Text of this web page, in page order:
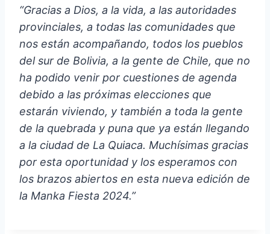
“Gracias a Dios, a la vida, a las autoridades
provinciales, a todas las comunidades que
nos están acompañando, todos los pueblos
del sur de Bolivia, a la gente de Chile, que no
ha podido venir por cuestiones de agenda
debido a las próximas elecciones que
estarán viviendo, y también a toda la gente
de la quebrada y puna que ya están llegando
a la ciudad de La Quiaca. Muchísimas gracias
por esta oportunidad y los esperamos con
los brazos abiertos en esta nueva edición de
la Manka Fiesta 2024.”